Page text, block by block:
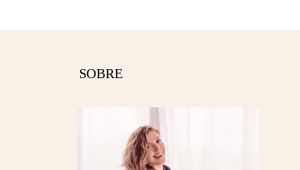
SOBRE